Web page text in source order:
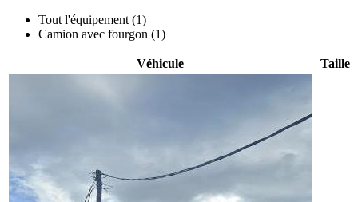
Tout l'équipement (1)
Camion avec fourgon (1)
Véhicule Taille